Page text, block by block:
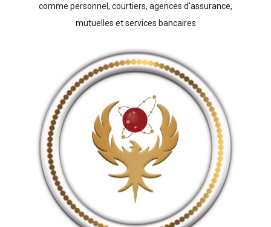
comme personnel, courtiers, agences d'assurance,
mutuelles et services bancaires